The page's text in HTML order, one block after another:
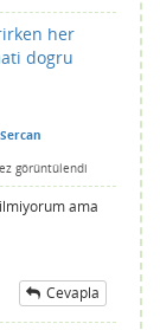
her
dogru
Sercan
görüntülendi
ama
Cevapla